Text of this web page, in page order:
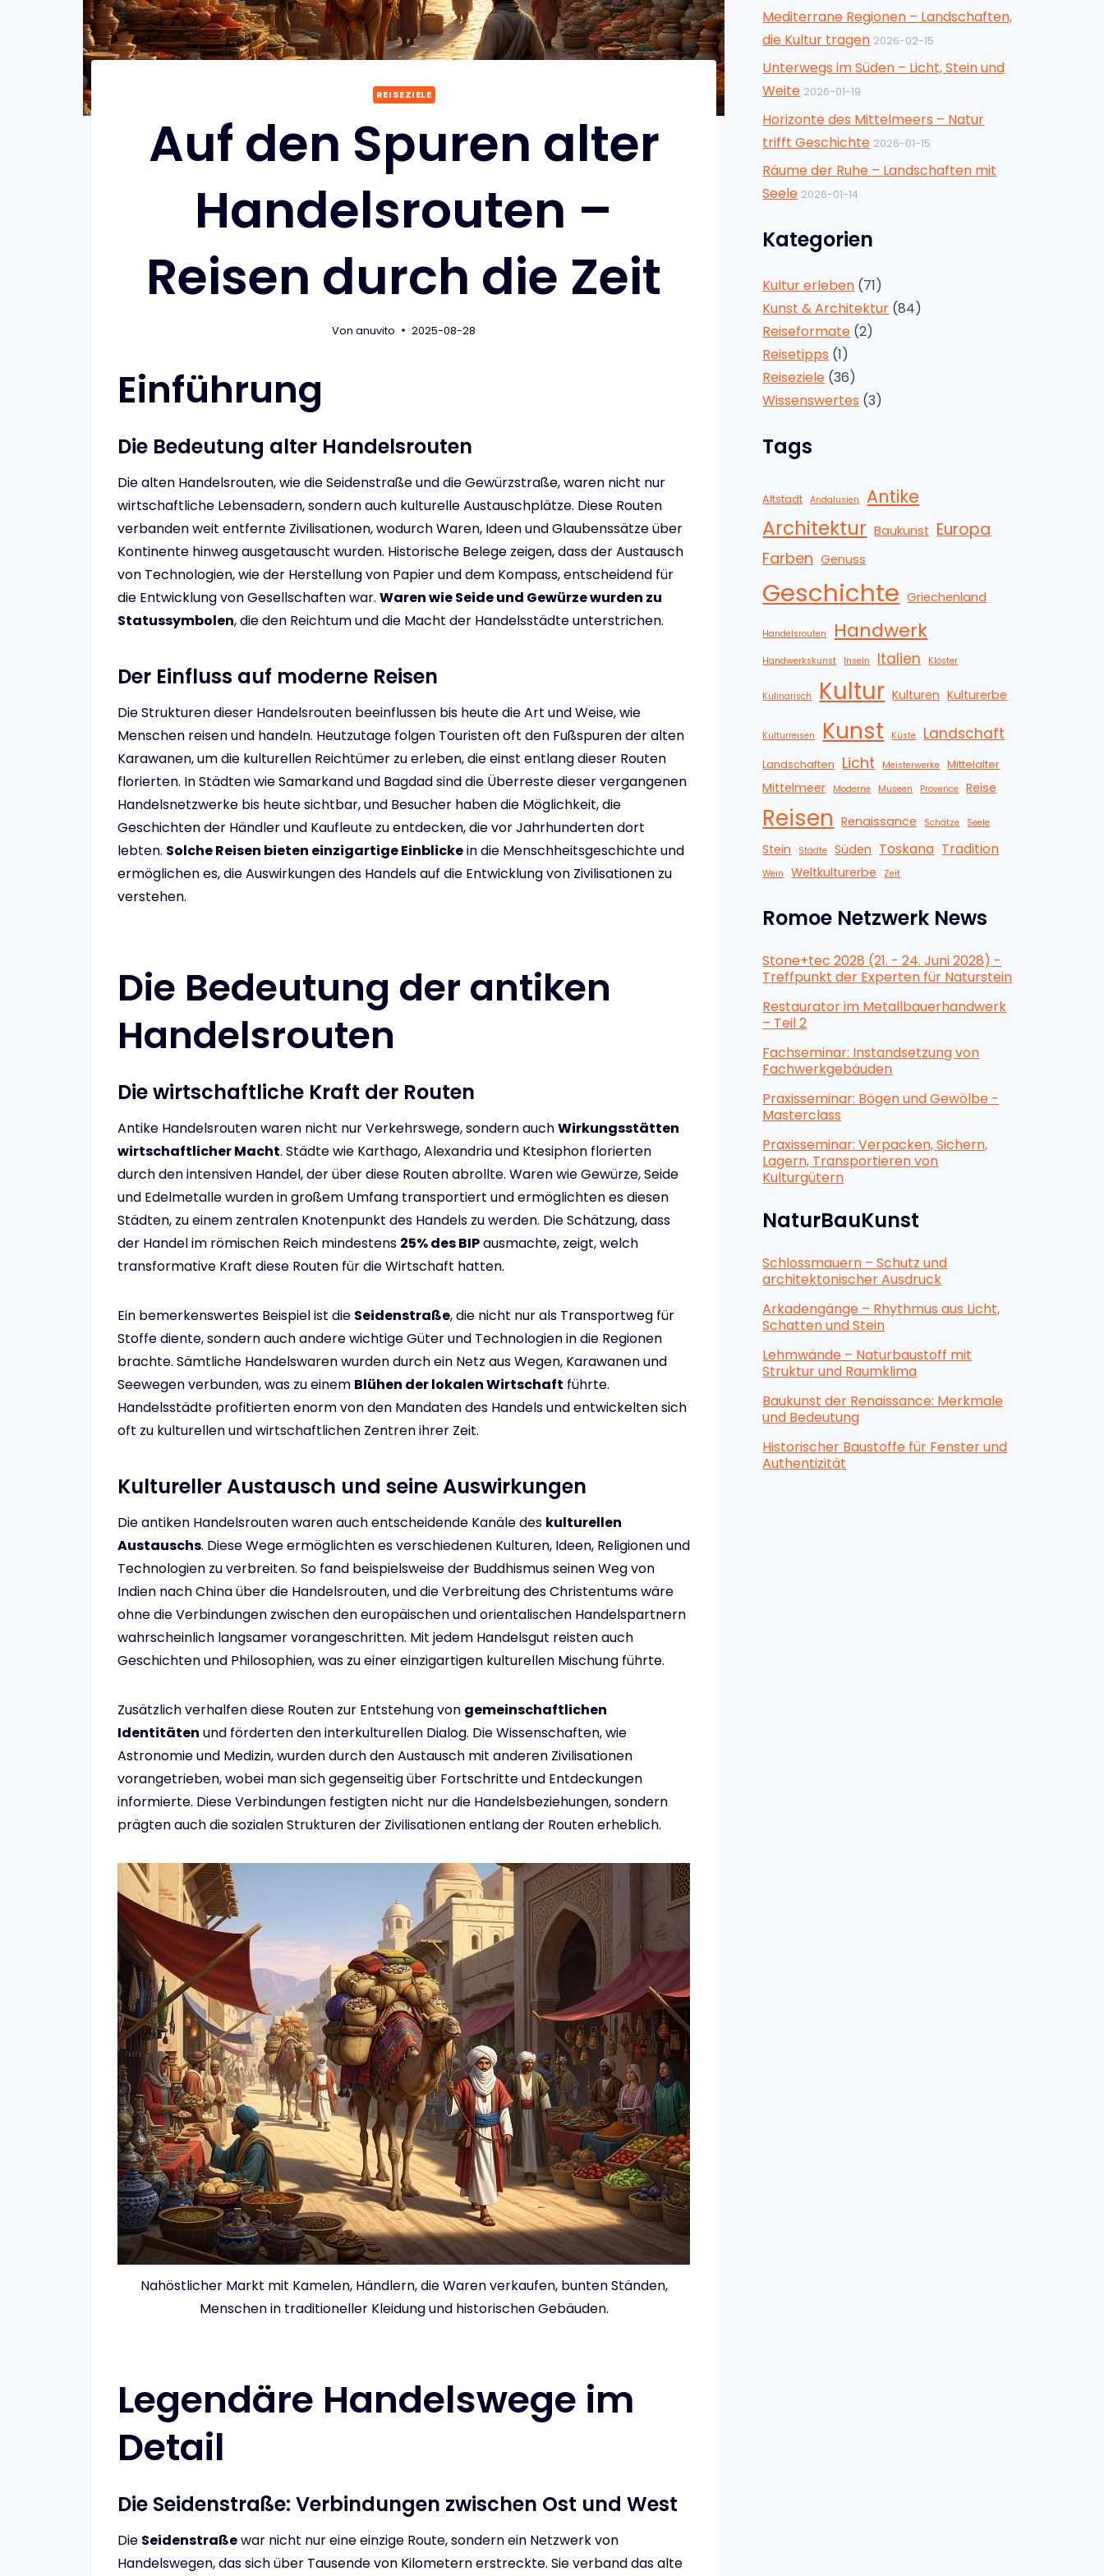
REISEZIELE
Auf den Spuren alter
Handelsrouten –
Reisen durch die Zeit
Von anuvito 2025-08-28
Einführung
Die Bedeutung alter Handelsrouten
Die alten Handelsrouten, wie die Seidenstraße und die Gewürzstraße, waren nicht nur
wirtschaftliche Lebensadern, sondern auch kulturelle Austauschplätze. Diese Routen
verbanden weit entfernte Zivilisationen, wodurch Waren, Ideen und Glaubenssätze über
Kontinente hinweg ausgetauscht wurden. Historische Belege zeigen, dass der Austausch
von Technologien, wie der Herstellung von Papier und dem Kompass, entscheidend für
die Entwicklung von Gesellschaften war. Waren wie Seide und Gewürze wurden zu
Statussymbolen, die den Reichtum und die Macht der Handelsstädte unterstrichen.
Der Einfluss auf moderne Reisen
Die Strukturen dieser Handelsrouten beeinflussen bis heute die Art und Weise, wie
Menschen reisen und handeln. Heutzutage folgen Touristen oft den Fußspuren der alten
Karawanen, um die kulturellen Reichtümer zu erleben, die einst entlang dieser Routen
florierten. In Städten wie Samarkand und Bagdad sind die Überreste dieser vergangenen
Handelsnetzwerke bis heute sichtbar, und Besucher haben die Möglichkeit, die
Geschichten der Händler und Kaufleute zu entdecken, die vor Jahrhunderten dort
lebten. Solche Reisen bieten einzigartige Einblickein die Menschheitsgeschichte und
ermöglichen es, die Auswirkungen des Handels auf die Entwicklung von Zivilisationen zu
verstehen.
Die Bedeutung der antiken
Handelsrouten
Die wirtschaftliche Kraft der Routen
Antike Handelsrouten waren nicht nur Verkehrswege, sondern auchWirkungsstätten
wirtschaftlicher Macht. Städte wie Karthago, Alexandria und Ktesiphon florierten
durch den intensiven Handel, der über diese Routen abrollte. Waren wie Gewürze, Seide
und Edelmetalle wurden in großem Umfang transportiert und ermöglichten es diesen
Städten, zu einem zentralen Knotenpunkt des Handels zu werden. Die Schätzung, dass
der Handel im römischen Reich mindestens 25% des BIPausmachte, zeigt, welch
transformative Kraft diese Routen für die Wirtschaft hatten.
Ein bemerkenswertes Beispiel ist die Seidenstraße, die nicht nur als Transportweg für
Stoffe diente, sondern auch andere wichtige Güter und Technologien in die Regionen
brachte. Sämtliche Handelswaren wurden durch ein Netz aus Wegen, Karawanen und
Seewegen verbunden, was zu einem Blühen der lokalen Wirtschaft führte.
Handelsstädte profitierten enorm von den Mandaten des Handels und entwickelten sich
oft zu kulturellen und wirtschaftlichen Zentren ihrer Zeit.
Kultureller Austausch und seine Auswirkungen
Die antiken Handelsrouten waren auch entscheidende Kanäle des kulturellen
Austauschs. Diese Wege ermöglichten es verschiedenen Kulturen, Ideen, Religionen und
Technologien zu verbreiten. So fand beispielsweise der Buddhismus seinen Weg von
Indien nach China über die Handelsrouten, und die Verbreitung des Christentums wäre
ohne die Verbindungen zwischen den europäischen und orientalischen Handelspartnern
wahrscheinlich langsamer vorangeschritten. Mit jedem Handelsgut reisten auch
Geschichten und Philosophien, was zu einer einzigartigen kulturellen Mischung führte.
Zusätzlich verhalfen diese Routen zur Entstehung von gemeinschaftlichen
Identitäten und förderten den interkulturellen Dialog. Die Wissenschaften, wie
Astronomie und Medizin, wurden durch den Austausch mit anderen Zivilisationen
vorangetrieben, wobei man sich gegenseitig über Fortschritte und Entdeckungen
informierte. Diese Verbindungen festigten nicht nur die Handelsbeziehungen, sondern
prägten auch die sozialen Strukturen der Zivilisationen entlang der Routen erheblich.
Nahöstlicher Markt mit Kamelen, Händlern, die Waren verkaufen, bunten Ständen,
Menschen in traditioneller Kleidung und historischen Gebäuden.
Legendäre Handelswege im
Detail
Die Seidenstraße: Verbindungen zwischen Ost und West
Die Seidenstraßewar nicht nur eine einzige Route, sondern ein Netzwerk von
Handelswegen, das sich über Tausende von Kilometern erstreckte. Sie verband das alte
Mediterrane Regionen – Landschaften,
die Kultur tragen 2026-02-15
Unterwegs im Süden – Licht, Stein und
Weite 2026-01-19
Horizonte des Mittelmeers – Natur
trifft Geschichte 2026-01-15
Räume der Ruhe – Landschaften mit
Seele 2026-01-14
Kategorien
Kultur erleben (71)
Kunst & Architektur (84)
Reiseformate (2)
Reisetipps (1)
Reiseziele (36)
Wissenswertes (3)
Tags
Altstadt Andalusien Antike
Architektur Baukunst Europa
Farben Genuss
Geschichte Griechenland
Handelsrouten Handwerk
Handwerkskunst Inseln Italien Klöster
Kulinarisch Kultur Kulturen Kulturerbe
Kulturreisen Kunst Küste Landschaft
Landschaften Licht Meisterwerke Mittelalter
Mittelmeer Moderne Museen Provence Reise
Reisen Renaissance Schätze Seele
Stein Städte Süden Toskana Tradition
Wein Weltkulturerbe Zeit
Romoe Netzwerk News
Stone+tec 2028 (21. - 24. Juni 2028) -
Treffpunkt der Experten für Naturstein
Restaurator im Metallbauerhandwerk
– Teil 2
Fachseminar: Instandsetzung von
Fachwerkgebäuden
Praxisseminar: Bögen und Gewölbe -
Masterclass
Praxisseminar: Verpacken, Sichern,
Lagern, Transportieren von
Kulturgütern
NaturBauKunst
Schlossmauern – Schutz und
architektonischer Ausdruck
Arkadengänge – Rhythmus aus Licht,
Schatten und Stein
Lehmwände – Naturbaustoff mit
Struktur und Raumklima
Baukunst der Renaissance: Merkmale
und Bedeutung
Historischer Baustoffe für Fenster und
Authentizität